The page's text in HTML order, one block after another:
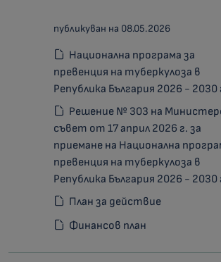
публикуван на 08.05.2026
Национална програма за
превенция на туберкулоза в
Република България 2026 - 2030
Решение № 303 на
съвет от 17 април 2026 г. за
приемане на Национална
превенция на туберкулоза в
Република България 2026 - 2030
План за действие
Финансов план